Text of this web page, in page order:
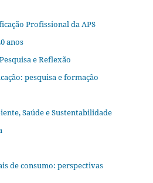
Profissional da APS
anos
e Reflexão
pesquisa e formação
Saúde e Sustentabilidade
de consumo: perspectivas